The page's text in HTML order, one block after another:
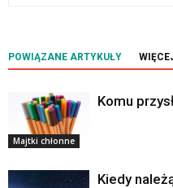
POWIĄZANE ARTYKUŁY
Majtki chłonne
Komu
Kiedy